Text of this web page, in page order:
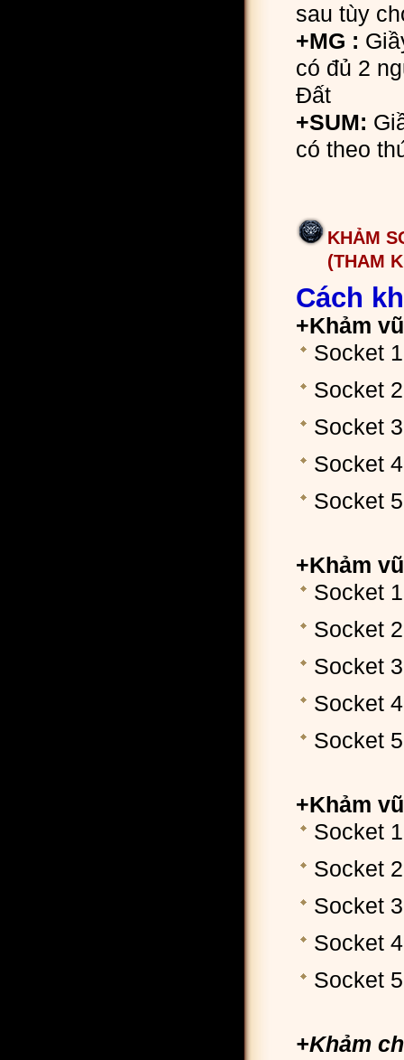
sau tùy
+MG :
có đủ 2
Đất
+SUM:
có theo
KHẢM
(THAM
Cách
+Khảm
Socket
Socket
Socket
Socket
Socket
+Khảm
Socket
Socket
Socket
Socket
Socket
+Khảm
Socket
Socket
Socket
Socket
Socket
+Khảm